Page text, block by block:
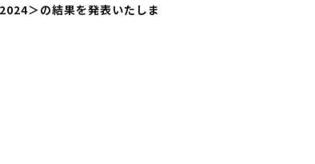
＞の結果を発表いたしま